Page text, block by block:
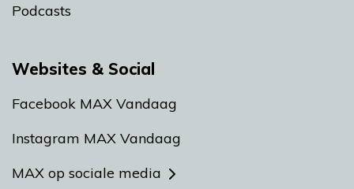
Podcasts
Websites & Social
Facebook MAX Vandaag
Instagram MAX Vandaag
MAX op sociale media